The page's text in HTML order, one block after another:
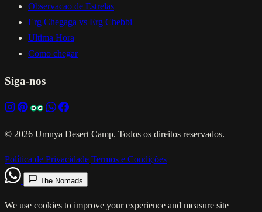
Observacao de Estrelas
Erg Chegaga vs Erg Chebbi
Ultima Hora
Como chegar
Siga-nos
© 2026 Umnya Desert Camp. Todos os direitos reservados.
Política de Privacidade Termos e Condições
The Nomads
We use cookies to improve your experience and measure site